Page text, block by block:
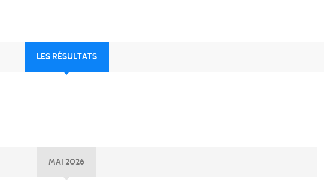
LES RÉSULTATS
MAI 2026